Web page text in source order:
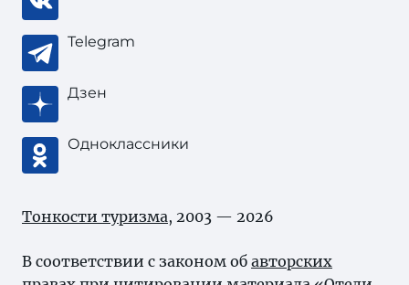
Telegram
Дзен
Одноклассники
Тонкости туризма, 2003 — 2026
В соответствии с законом об авторских